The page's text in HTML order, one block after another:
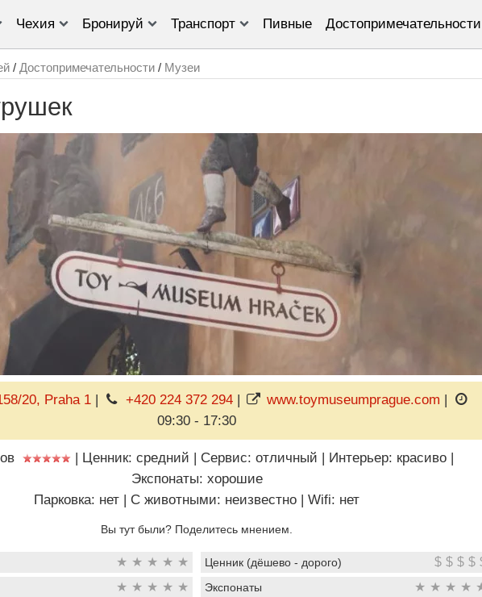
Чехия Бронируй Транспорт Пивные Достопримечательности
/ Достопримечательности / Музеи
20, Praha 1| +420 224 372 294| www.toymuseumprague.com |
09:30 - 17:30
| Ценник: средний | Сервис: отличный | Интерьер: красиво |
Экспонаты: хорошие
Парковка: нет | C животными: неизвестно | Wifi: нет
Вы тут были? Поделитесь мнением.
★ ★ ★ ★ ★ Ценник (дёшево - дорого) $ $ $ $
★ ★ ★ ★ ★ Экспонаты ★ ★ ★ ★